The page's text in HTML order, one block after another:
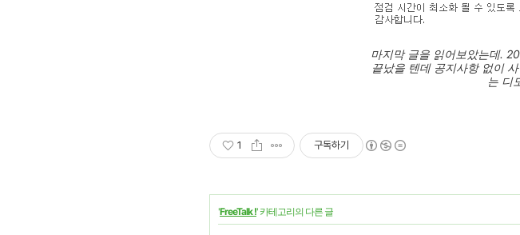
마지막 글을 읽어보았는데.
끝났을 텐데 공지사항 없이
는 디
1 구독하기
'FreeTalk !' 카테고리의 다른 글